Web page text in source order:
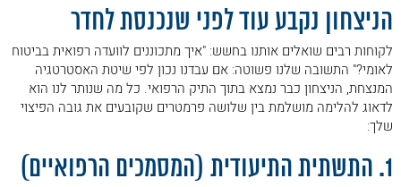
הניצחון נקבע עוד לפני שנכנסת לחדר
לקוחות רבים שואלים אותנו בחשש: "איך מתכוננים לוועדה רפואית בביטוח
לאומי?" התשובה שלנו פשוטה: אם עבדנו נכון לפי שיטת האסטרטגיה
המנצחת, הניצחון כבר נמצא בתוך התיק הרפואי. כל מה שנותר לנו הוא
לדאוג להלימה מושלמת בין שלושה פרמטרים שקובעים את גובה הפיצוי
שלך:
1. התשתית התיעודית (המסמכים הרפואיים)